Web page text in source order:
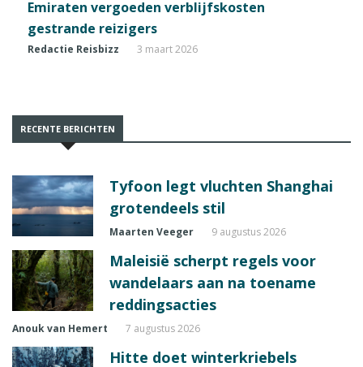
Emiraten vergoeden verblijfskosten
gestrande reizigers
Redactie Reisbizz 3 maart 2026
RECENTE BERICHTEN
Tyfoon legt vluchten Shanghai
grotendeels stil
Maarten Veeger 9 augustus 2026
Maleisië scherpt regels voor
wandelaars aan na toename
reddingsacties
Anouk van Hemert 7 augustus 2026
Hitte doet winterkriebels